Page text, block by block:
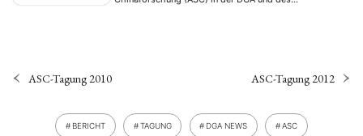
German Institute of Global and Area Studies in
ASC-Tagung 2010 ASC-Tagung 2012
BERICHT TAGUNG DGA NEWS ASC